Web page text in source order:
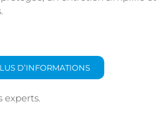
D’INFORMATIONS
experts.